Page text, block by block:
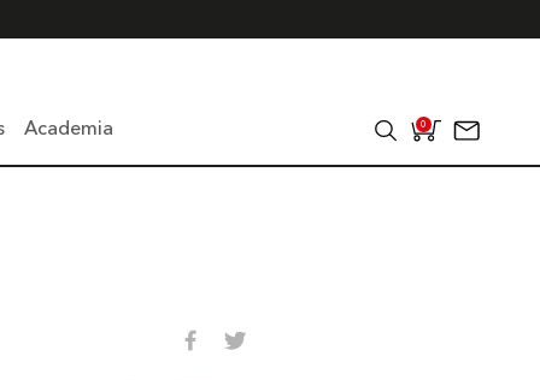
Academia 0